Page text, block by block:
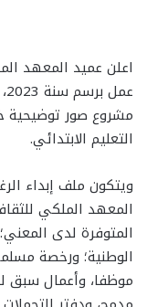
اعلن عميد المعهد
مشروع صور توضيحية
التعليم الابتدائي.
ويتكون ملف إبداء
المعهد الملكي
المتوفرة لدى
الوطنية؛ ورخصة
موظفا، وأعمال سبق